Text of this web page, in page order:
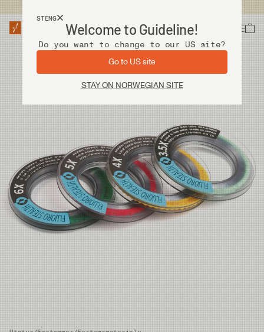
STENG
Welcome to Guideline!
Do you want to change to our US site?
Go to US site
STAY ON NORWEGIAN SITE